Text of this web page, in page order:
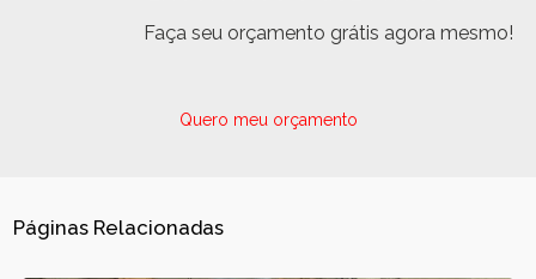
Faça seu orçamento grátis agora mesmo!
Quero meu orçamento
Páginas Relacionadas